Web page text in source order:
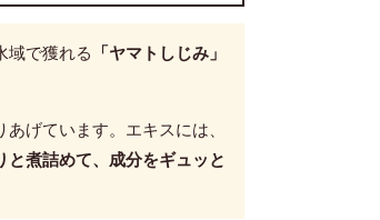
域で獲れる
「ヤマトしじみ」
げています。エキスには、
煮詰めて、成分をギュッと